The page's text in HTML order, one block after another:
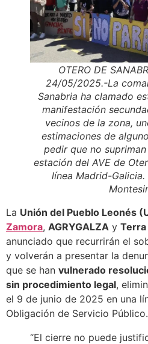
OTERO DE
24/05/2025.-La
Sanabria ha clamado
manifestación
vecinos de la zona,
estimaciones de
pedir que no
estación del AVE de
línea Madrid-Galicia.
La Unión del Pueblo Leonés
Zamora, AGRYGALZA y Terra
anunciado que recurrirán el
y volverán a presentar la
que se han vulnerado
sin procedimiento legal,
el 9 de junio de 2025 en una
Obligación de Servicio Público.
“El cierre no puede